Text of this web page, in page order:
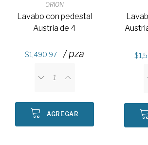
ORION
Lavabo con pedestal
Austria de 4
1,490.97 / pza
AGREGAR